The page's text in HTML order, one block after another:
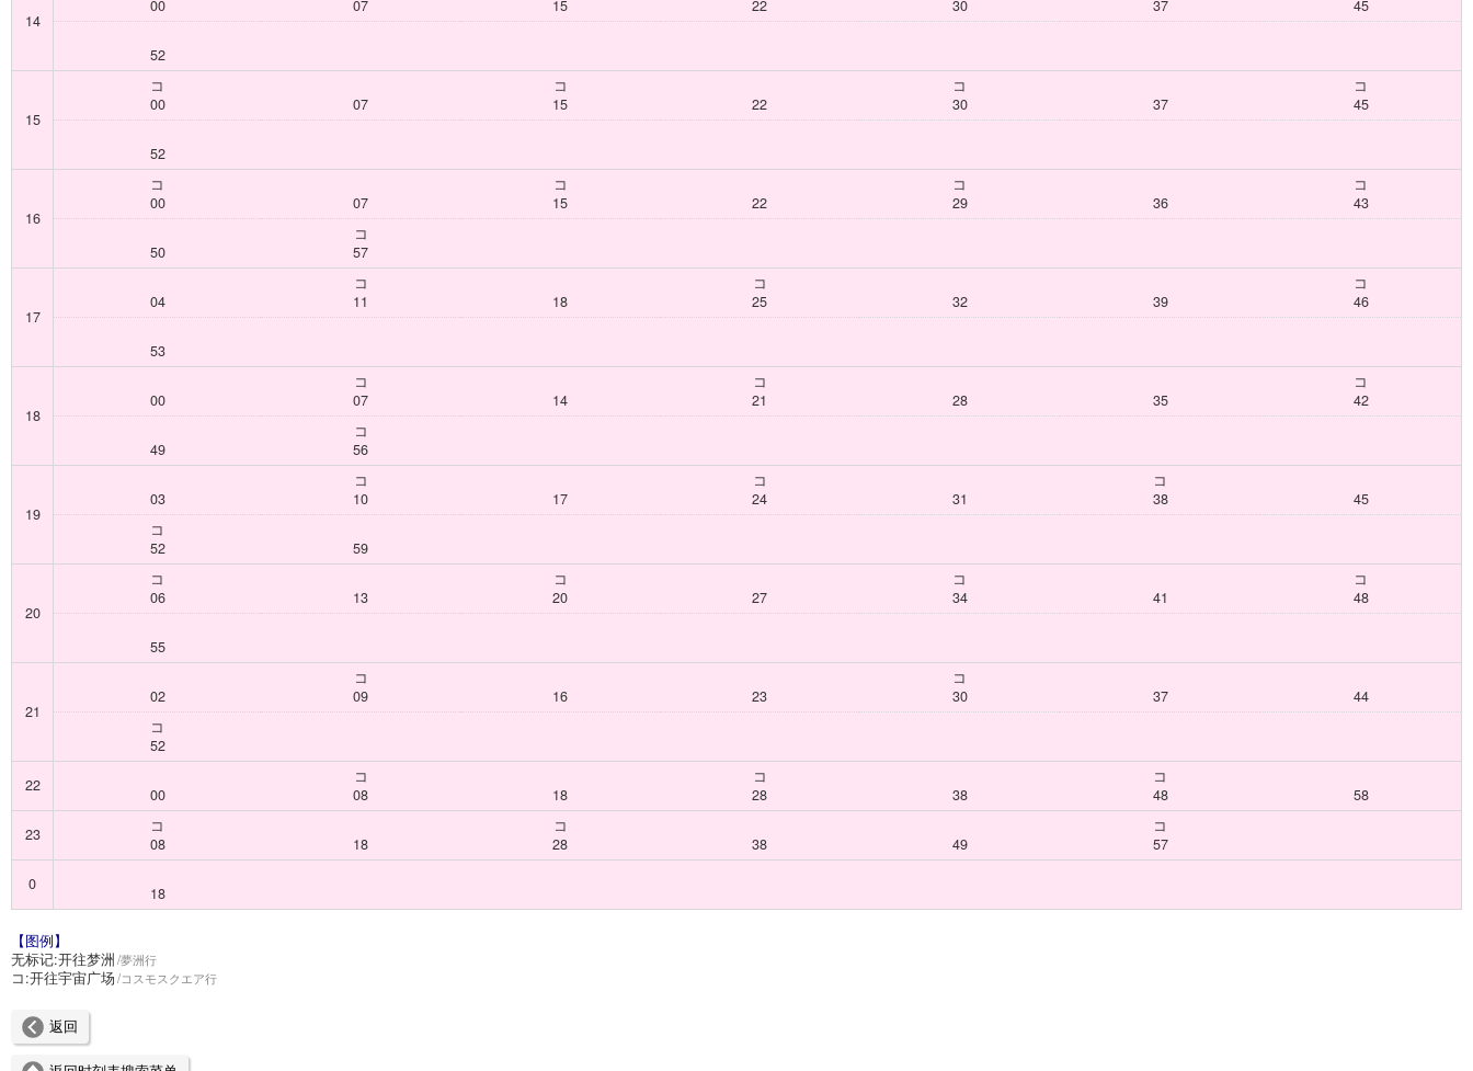
14
00
07
15
22
30
37
45
52
15
コ
00
07
コ
15
22
コ
30
37
コ
45
52
16
コ
00
07
コ
15
22
コ
29
36
コ
43
50
コ
57
17
04
コ
11
18
コ
25
32 39
コ
46
53
18
00
コ
07
14
コ
21
28 35
コ
42
49
コ
56
19
03
コ
10
17
コ
24
31
コ
38
45
コ
52
59
20
コ
06
13
コ
20
27
コ
34
41
コ
48
55
21
02
コ
09
16 23
コ
30
37
44
コ
52
22
00
コ
08
18
コ
28
38
コ
48
58
23
コ
08
18
コ
28
38 49
コ
57
0
18
【图例】
无标记:开往梦洲 夢洲行
コ:开往宇宙广场 コスモスクエア行
返回